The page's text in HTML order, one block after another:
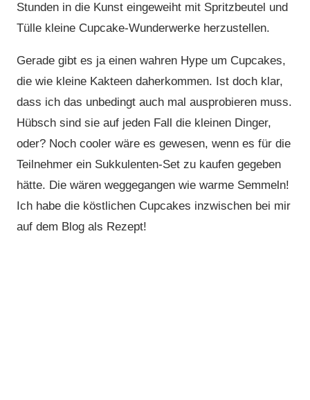
Stunden in die Kunst eingeweiht mit Spritzbeutel und
Tülle kleine Cupcake-Wunderwerke herzustellen.
Gerade gibt es ja einen wahren Hype um Cupcakes,
die wie kleine Kakteen daherkommen. Ist doch klar,
dass ich das unbedingt auch mal ausprobieren muss.
Hübsch sind sie auf jeden Fall die kleinen Dinger,
oder? Noch cooler wäre es gewesen, wenn es für die
Teilnehmer ein Sukkulenten-Set zu kaufen gegeben
hätte. Die wären weggegangen wie warme Semmeln!
Ich habe die köstlichen Cupcakes inzwischen bei mir
auf dem Blog als Rezept!